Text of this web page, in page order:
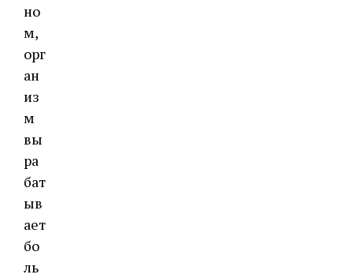
но
м,
орг
ан
из
м
вы
ра
бат
ыв
ает
бо
ль